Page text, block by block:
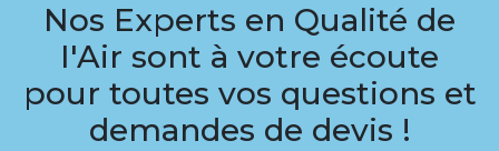
Nos Experts en Qualité de
I'Air sont à votre écoute
pour toutes vos questions et
demandes de devis !